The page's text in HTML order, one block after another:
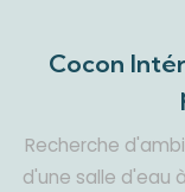
Cocon
Recherche
d'une salle d'eau